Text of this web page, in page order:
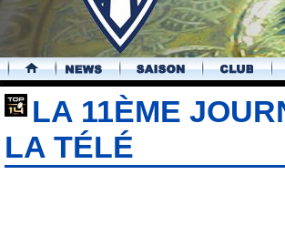
.
LA 11ÈME
LA TÉLÉ